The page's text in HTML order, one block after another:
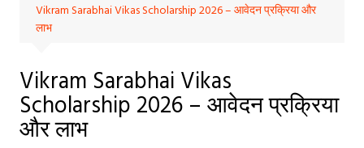
Vikram Sarabhai Vikas Scholarship 2026 – आवेदन प्रक्रिया और
लाभ
Vikram Sarabhai Vikas
Scholarship 2026 – आवेदन प्रक्रिया
और लाभ